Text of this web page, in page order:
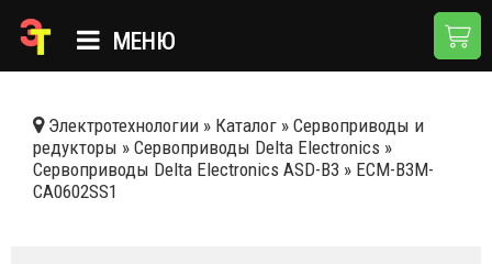
МЕНЮ
КАТАЛОГ
О КОМПАНИИ
Электротехнологии » Каталог » Сервоприводы и
редукторы » Сервоприводы Delta Electronics »
Сервоприводы Delta Electronics ASD-B3 » ECM-B3М-
CА0602SS1